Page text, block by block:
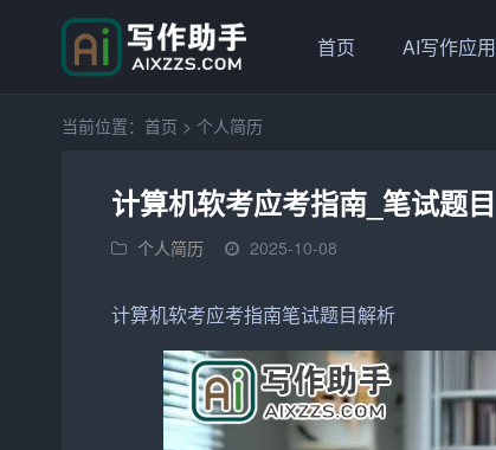
首页 AI写作应用
当前位置： 首页 > 个人简历
计算机软考应考指南_笔试题目
个人简历 2025-10-08
计算机软考应考指南笔试题目解析